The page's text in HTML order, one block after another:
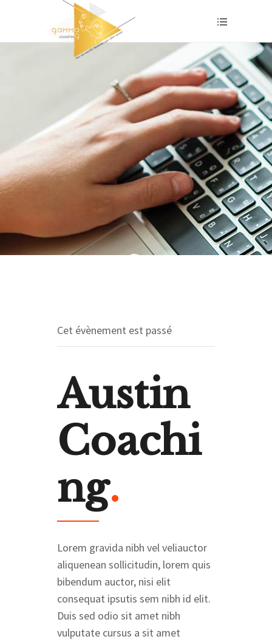
Cet évènement est passé
Austin
Coachi
ng
Lorem gravida nibh vel veliauctor
aliquenean sollicitudin, lorem quis
bibendum auctor, nisi elit
consequat ipsutis sem nibh id elit.
Duis sed odio sit amet nibh
vulputate cursus a sit amet